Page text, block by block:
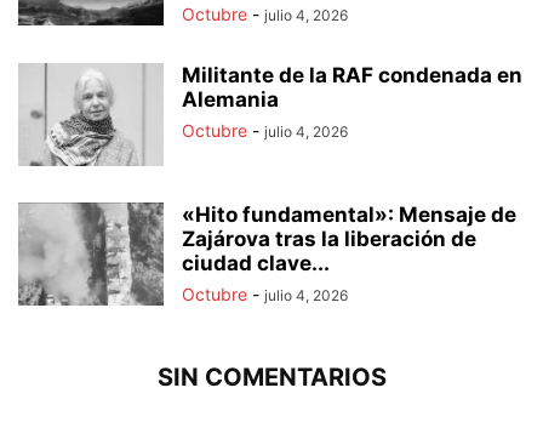
Octubre - julio 4, 2026
Militante de la RAF condenada en
Alemania
Octubre - julio 4, 2026
«Hito fundamental»: Mensaje de
Zajárova tras la liberación de
ciudad clave...
Octubre - julio 4, 2026
SIN COMENTARIOS